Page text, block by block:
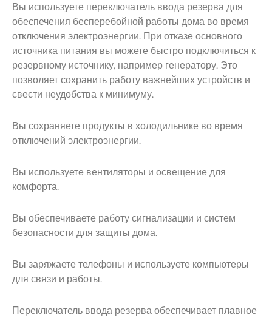
Вы используете переключатель ввода резерва для
обеспечения бесперебойной работы дома во время
отключения электроэнергии. При отказе основного
источника питания вы можете быстро подключиться к
резервному источнику, например генератору. Это
позволяет сохранить работу важнейших устройств и
свести неудобства к минимуму.
Вы сохраняете продукты в холодильнике во время
отключений электроэнергии.
Вы используете вентиляторы и освещение для
комфорта.
Вы обеспечиваете работу сигнализации и систем
безопасности для защиты дома.
Вы заряжаете телефоны и используете компьютеры
для связи и работы.
Переключатель ввода резерва обеспечивает плавное